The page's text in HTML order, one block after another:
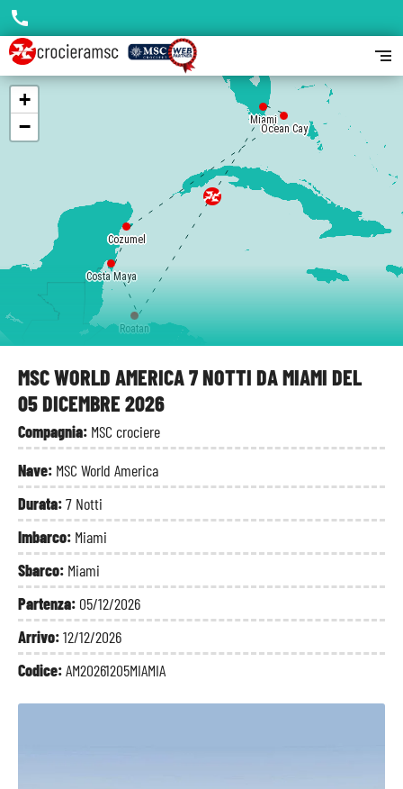
MSC WORLD AMERICA 7 NOTTI DA MIAMI DEL
05 DICEMBRE 2026
Compagnia: MSC crociere
Nave: MSC World America
Durata:7 Notti
Imbarco: Miami
Sbarco: Miami
Partenza: 05/12/2026
Arrivo:12/12/2026
Codice:AM20261205MIAMIA
Miami
Roatan
Costa Maya
Cozumel
Ocean Cay
+
−
call
segment